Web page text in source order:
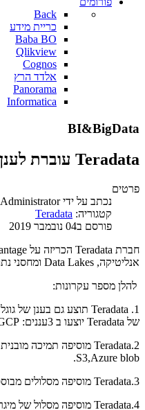
Back
כריית מידע
Baba BO
Qlikview
Cognos
אלדד הרץ
Panorama
Informatica
BI&BigData
Teradata עוברת לענן עם מוצר חדש
פרטים
נכתב על ידיAdministrator
קטגוריה: Teradata
פורסם ב04 נובמבר 2019
אנליטיקה, Data Lakes ומחסני נתונים.
להלן מספר עקרונות:
של Teradata יוצעו ב 3עננים: aws, azure, GCP.
S3,Azure blob.
3.Teradata מוסיפה מסלולים מבוססי צריכה.
4.Teradata מוסיפה מסלול של מיגרציה מHadoop.